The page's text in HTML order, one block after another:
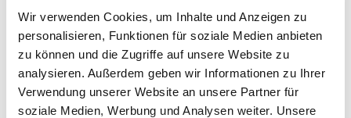
Wir verwenden Cookies, um Inhalte und Anzeigen zu
personalisieren, Funktionen für soziale Medien anbieten
zu können und die Zugriffe auf unsere Website zu
analysieren. Außerdem geben wir Informationen zu Ihrer
Verwendung unserer Website an unsere Partner für
soziale Medien, Werbung und Analysen weiter. Unsere